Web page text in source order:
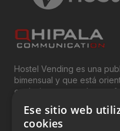
Hostel Vending es una
bimensual y que está
exclusivamente, a los
del “Vending”; nombre
genéricamente entre
productos y servicios a
Ese sitio web
cookies